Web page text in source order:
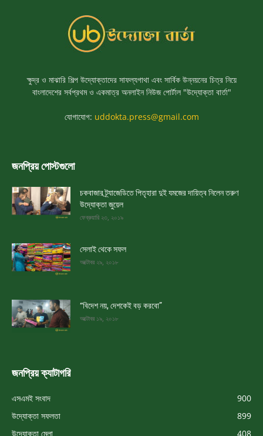
ক্ষুদ্র ও মাঝারি শিল্প উদ্যোক্তাদের সাফল্যগাথা এবং সার্বিক উন্নয়নের চিত্র নিয়ে
বাংলাদেশের সর্বপ্রথম ও একমাত্র অনলাইন নিউজ পোর্টাল "উদ্যোক্তা বার্তা"
যোগাযোগ: uddokta.press@gmail.com
জনপ্রিয় পোস্টগুলো
চকবাজার ট্র্যাজেডিতে পিতৃহারা দুই যমজের দায়িত্ব নিলেন তরুণ
উদ্যোক্তা জুয়েল
ফেব্রুয়ারি ২৩, ২০১৯
সেলাই থেকে সফল
অক্টোবর ২৯, ২০১৮
“বিদেশ নয়, দেশকেই বড় করবো”
অক্টোবর ১৯, ২০১৮
জনপ্রিয় ক্যাটাগরি
এসএমই সংবাদ
900
উদ্যোক্তা সফলতা
899
উদ্যোক্তা মেলা
408